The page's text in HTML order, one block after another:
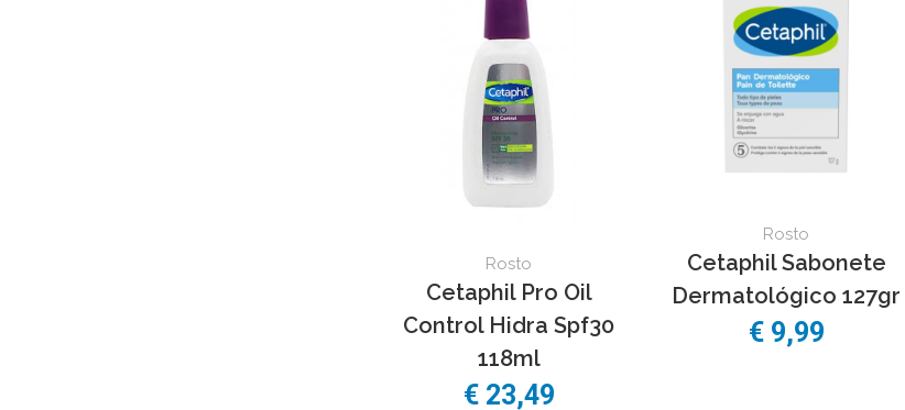
Rosto
Cetaphil Pro Oil
Control Hidra Spf30
118ml
€ 23,49
Rosto
Cetaphil Sabonete
Dermatológico 127gr
€ 9,99